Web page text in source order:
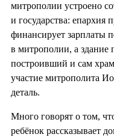
митрополии устроено
и государства: епархия
финансирует зарплаты
в митрополии, а здание
построивший и сам
участие митрополита
деталь.
Много говорят о том,
ребёнок рассказывает